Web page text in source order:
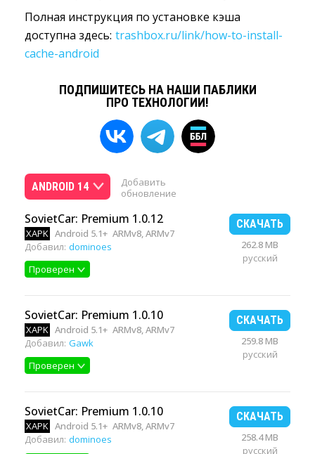
Полная инструкция по установке кэша
доступна здесь: trashbox.ru/link/how-to-install-
cache-android
ПОДПИШИТЕСЬ НА НАШИ ПАБЛИКИ
ПРО ТЕХНОЛОГИИ!
ANDROID 14
Добавить
обновление
SovietCar: Premium 1.0.12
XAPK Android 5.1+ ARMv8, ARMv7
Добавил: dominoes
Проверен
СКАЧАТЬ
262.8 MB
русский
SovietCar: Premium 1.0.10
XAPK Android 5.1+ ARMv8, ARMv7
Добавил: Gawk
Проверен
СКАЧАТЬ
259.8 MB
русский
SovietCar: Premium 1.0.10
XAPK Android 5.1+ ARMv8, ARMv7
Добавил: dominoes
СКАЧАТЬ
258.4 MB
русский